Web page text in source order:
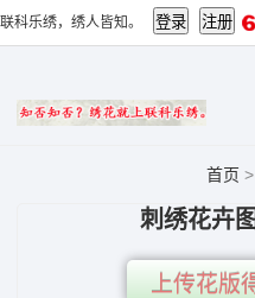
联科乐绣，绣人皆知。
首页 >
刺绣花卉
上传花版